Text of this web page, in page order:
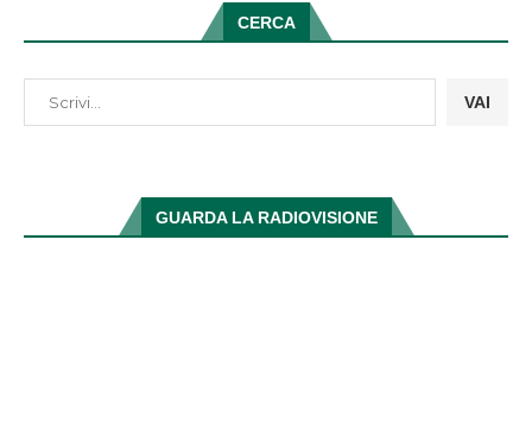
CERCA
VAI
GUARDA LA RADIOVISIONE